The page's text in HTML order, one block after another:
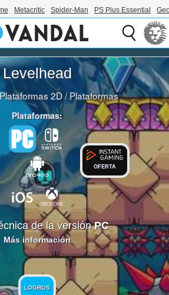
Metacritic Spider-Man PS Plus Essential
Levelhead
Plataformas 2D/Plataformas
Plataformas:
OFERTA
de la versiónPC
Más información
LOGROS